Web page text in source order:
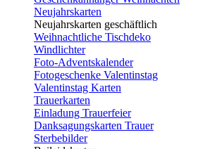
Neujahrskarten
Neujahrskarten geschäftlich
Weihnachtliche Tischdeko
Windlichter
Foto-Adventskalender
Fotogeschenke Valentinstag
Valentinstag Karten
Trauerkarten
Einladung Trauerfeier
Danksagungskarten Trauer
Sterbebilder